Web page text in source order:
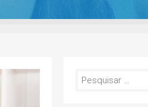
Pesquisar